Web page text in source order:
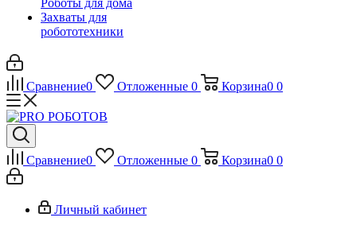
Роботы для дома
Захваты для
робототехники
Сравнение0 Отложенные 0 Корзина0 0
Сравнение0 Отложенные 0 Корзина0 0
Личный кабинет